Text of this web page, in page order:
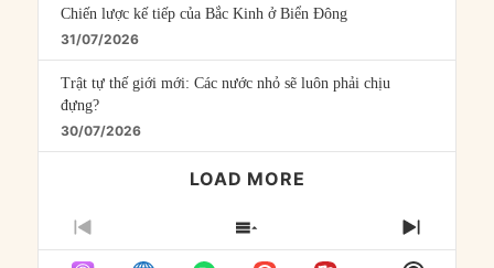
Chiến lược kế tiếp của Bắc Kinh ở Biển Đông
31/07/2026
Trật tự thế giới mới: Các nước nhỏ sẽ luôn phải chịu
đựng?
30/07/2026
LOAD MORE
PREVIOUS
EPISODE
SHOW
EPISODES
NEXT